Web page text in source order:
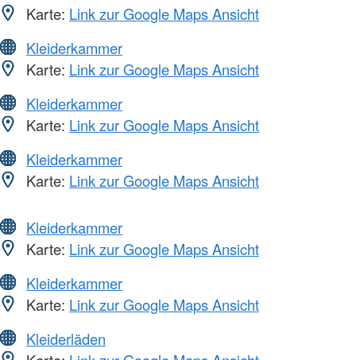
Karte: Link zur Google Maps Ansicht
Kleiderkammer
Karte: Link zur Google Maps Ansicht
Kleiderkammer
Karte: Link zur Google Maps Ansicht
Kleiderkammer
Karte: Link zur Google Maps Ansicht
Kleiderkammer
Karte: Link zur Google Maps Ansicht
Kleiderkammer
Karte: Link zur Google Maps Ansicht
Kleiderläden